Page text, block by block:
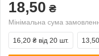
18,50 ₴
Мінімальна сума
16,20 ₴ від 20 шт.